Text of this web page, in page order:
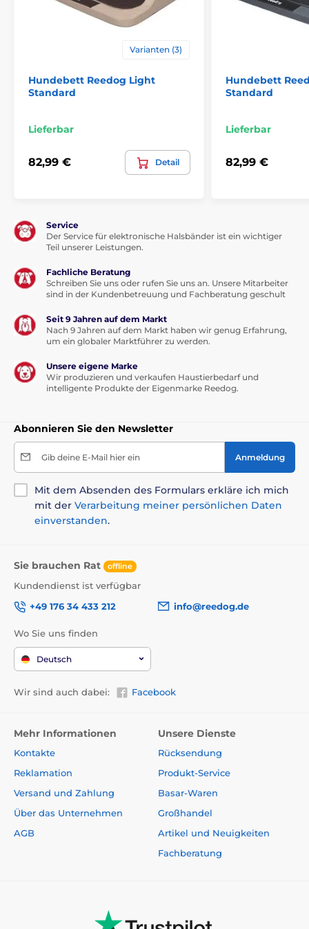
Betten, Hütten, Taschen
Für kleine Hunde
Varianten (3)
Hundebett Reedog Light
Standard
Lieferbar
82,99 € Detail
Hundebett
Standard
Lieferbar
82,99 €
Service
Der Service für elektronische Halsbänder ist ein wichtiger
Teil unserer Leistungen.
Fachliche Beratung
Schreiben Sie uns oder rufen Sie uns an. Unsere Mitarbeiter
sind in der Kundenbetreuung und Fachberatung geschult
Seit 9 Jahren auf dem Markt
Nach 9 Jahren auf dem Markt haben wir genug Erfahrung,
um ein globaler Marktführer zu werden.
Unsere eigene Marke
Wir produzieren und verkaufen Haustierbedarf und
intelligente Produkte der Eigenmarke Reedog.
Abonnieren Sie den Newsletter
Gib deine E-Mail hier ein Anmeldung
Mit dem Absenden des Formulars erkläre ich mich
mit der Verarbeitung meiner persönlichen Daten
einverstanden.
Sie brauchen Rat offline
Kundendienst ist verfügbar
+49 176 34 433 212
info@reedog.de
Wo Sie uns finden
Deutsch
Wir sind auch dabei: Facebook
Mehr Informationen
Kontakte
Reklamation
Versand und Zahlung
Über das Unternehmen
AGB
Unsere Dienste
Rücksendung
Produkt-Service
Basar-Waren
Großhandel
Artikel und Neuigkeiten
Fachberatung